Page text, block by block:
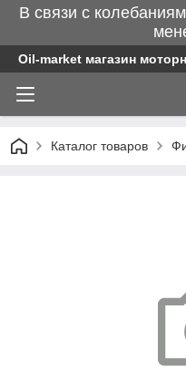
В связи с
Oil-market магазин
Каталог товаров